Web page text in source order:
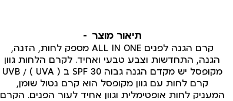
תיאור מוצר
קרם הגנה לפנים ALL IN ONE מספק לחות, הזנה,
הגנה, התחדשות וצבע טבעי ואחיד. לקרם הלחות גוון
מקופסל יש מקדם הגנה גבוה SPF 30 ב ( UVB / ( UVA
קרם לחות עם גוון מקופסל הוא קרם נטול שומן,
המעניק לחות אופטימלית וגוון אחיד לעור הפנים. הקרם